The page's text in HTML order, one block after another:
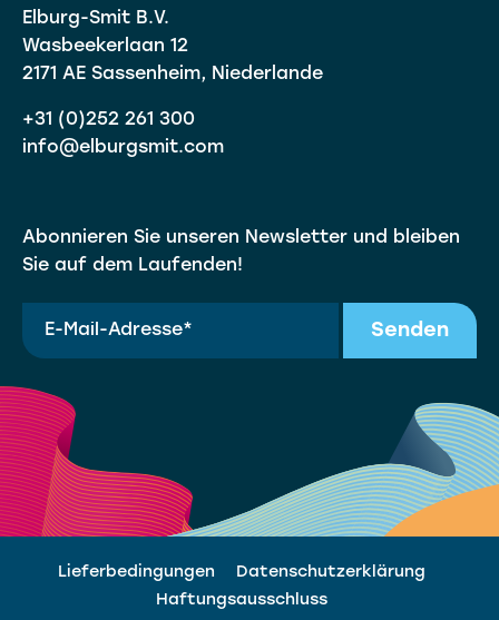
Elburg-Smit B.V.
Wasbeekerlaan 12
2171 AE Sassenheim, Niederlande
+31 (0)252 261 300
info@elburgsmit.com
Abonnieren Sie unseren Newsletter und bleiben
Sie auf dem Laufenden!
Senden
Lieferbedingungen
Datenschutzerklärung
Haftungsausschluss